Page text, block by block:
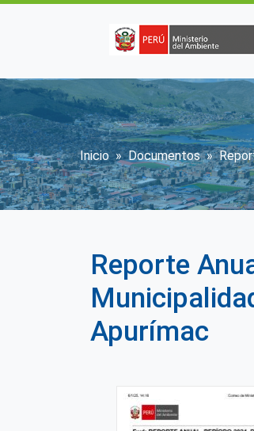
Sobrescribir
Inicio Documentos
Reporte
Apurímac